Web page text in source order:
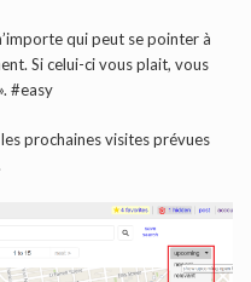
qui peut se pointer à
Si celui-ci vous plait, vous
#easy
prochaines visites prévues